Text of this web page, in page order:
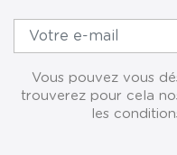
Vous pouvez vous
trouverez pour cela
les